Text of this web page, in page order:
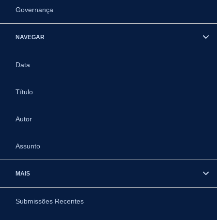
Governança
NAVEGAR
Data
Título
Autor
Assunto
MAIS
Submissões Recentes